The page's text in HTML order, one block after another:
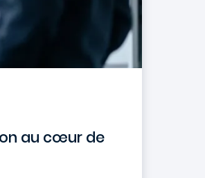
au cœur de